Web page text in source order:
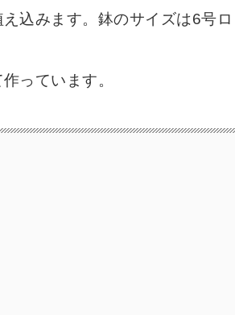
込みます。鉢のサイズは6号ロ
っています。